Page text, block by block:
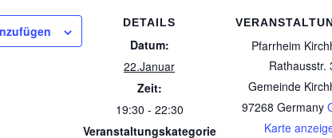
DETAILS
Datum:
22.Januar
Zeit:
19:30 - 22:30
Veranstaltungskategorie
Pfarrheim
Rathausstr.
Gemeinde
97268 Germany
Karte